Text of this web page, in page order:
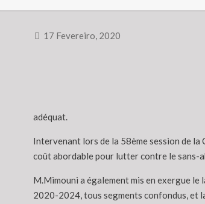
17 Fevereiro, 2020
adéquat.
Intervenant lors de la 58ème session de la
coût abordable pour lutter contre le sans-
M.Mimouni a également mis en exergue le
2020-2024, tous segments confondus, et